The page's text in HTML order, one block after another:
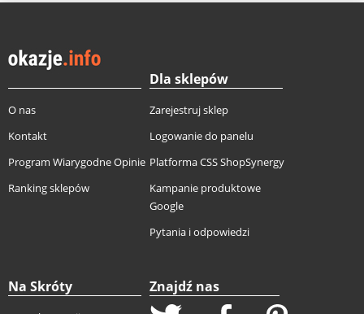
O nas
Kontakt
Program Wiarygodne Opinie
Ranking sklepów
Dla sklepów
Zarejestruj sklep
Logowanie do panelu
Platforma CSS ShopSynergy
Kampanie produktowe
Google
Pytania i odpowiedzi
Na Skróty Znajdź nas